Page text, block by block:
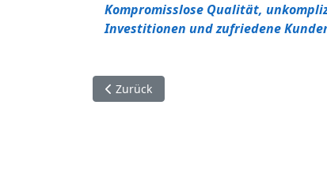
Kompromisslose Qualität,
Investitionen und zufriedene
Vorheriger Beitrag: Kontaktdaten
Zurück